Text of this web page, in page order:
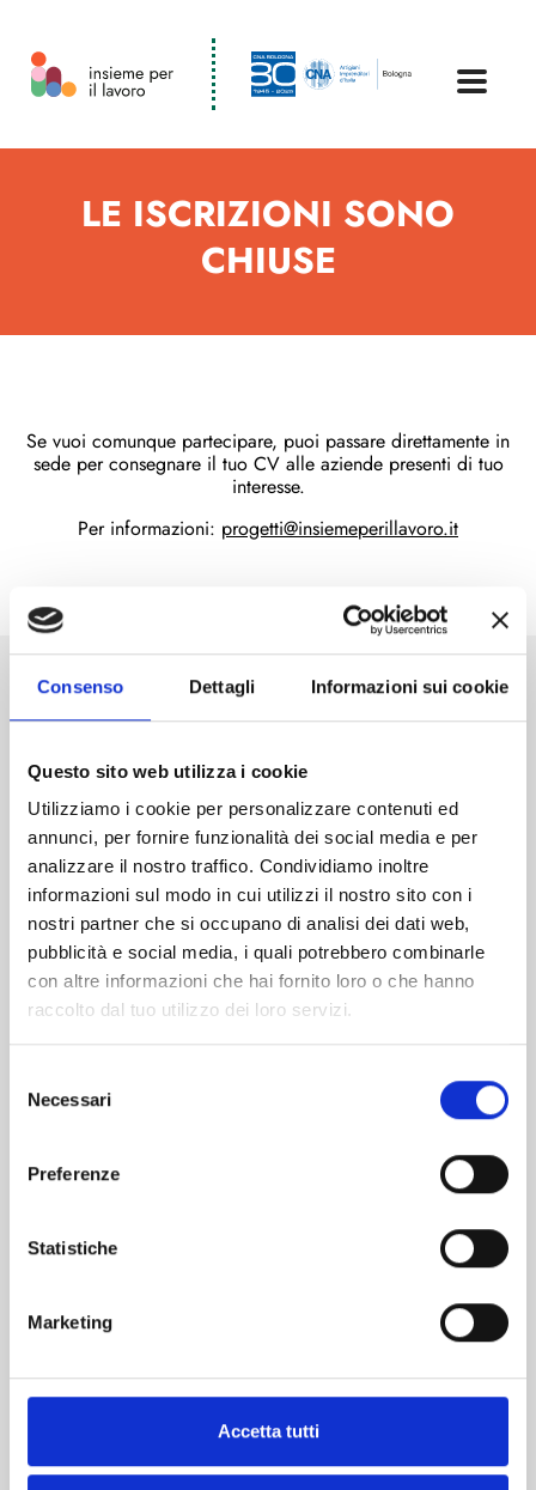
Consenso Dettagli Informazioni sui cookie
Questo sito web utilizza i cookie
Utilizziamo i cookie per personalizzare contenuti ed
annunci, per fornire funzionalità dei social media e per
analizzare il nostro traffico. Condividiamo inoltre
informazioni sul modo in cui utilizzi il nostro sito con i
nostri partner che si occupano di analisi dei dati web,
pubblicità e social media, i quali potrebbero combinarle
con altre informazioni che hai fornito loro o che hanno
raccolto dal tuo utilizzo dei loro servizi.
delNecessari
Preferenze
Statistiche
Marketing
Accetta tutti
LE ISCRIZIONI SONO
CHIUSE
Se vuoi comunque partecipare, puoi passare direttamente in
sede per consegnare il tuo CV alle aziende presenti di tuo
interesse.
Per informazioni: progetti@insiemeperillavoro.it